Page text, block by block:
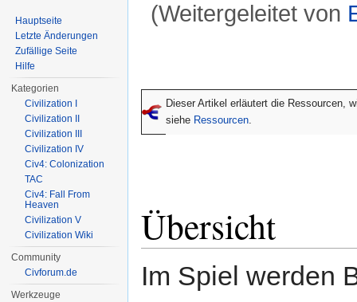
(Weitergeleitet von
Dieser Artikel erläutert die Ressourcen,
siehe Ressourcen.
Übersicht
Im Spiel werden
Hauptseite
Letzte Änderungen
Zufällige Seite
Hilfe
Kategorien
Civilization I
Civilization II
Civilization III
Civilization IV
Civ4: Colonization
TAC
Civ4: Fall From
Heaven
Civilization V
Civilization Wiki
Community
Civforum.de
Werkzeuge